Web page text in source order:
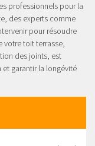
professionnels pour la
des experts comme
pour résoudre
votre toit terrasse,
des joints, est
garantir la longévité